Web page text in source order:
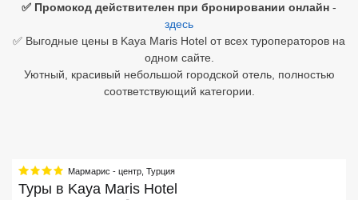
✅ Промокод действителен при бронировании онлайн -
здесь
✅ Выгодные цены в Kaya Maris Hotel от всех туроператоров на
одном сайте.
Уютный, красивый небольшой городской отель, полностью
соответствующий категории.
Мармарис - центр Турция
Туры в Kaya Maris Hotel
Хайнань